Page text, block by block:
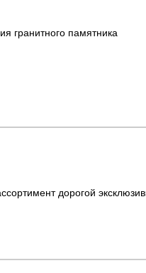
гранитного памятника
дорогой